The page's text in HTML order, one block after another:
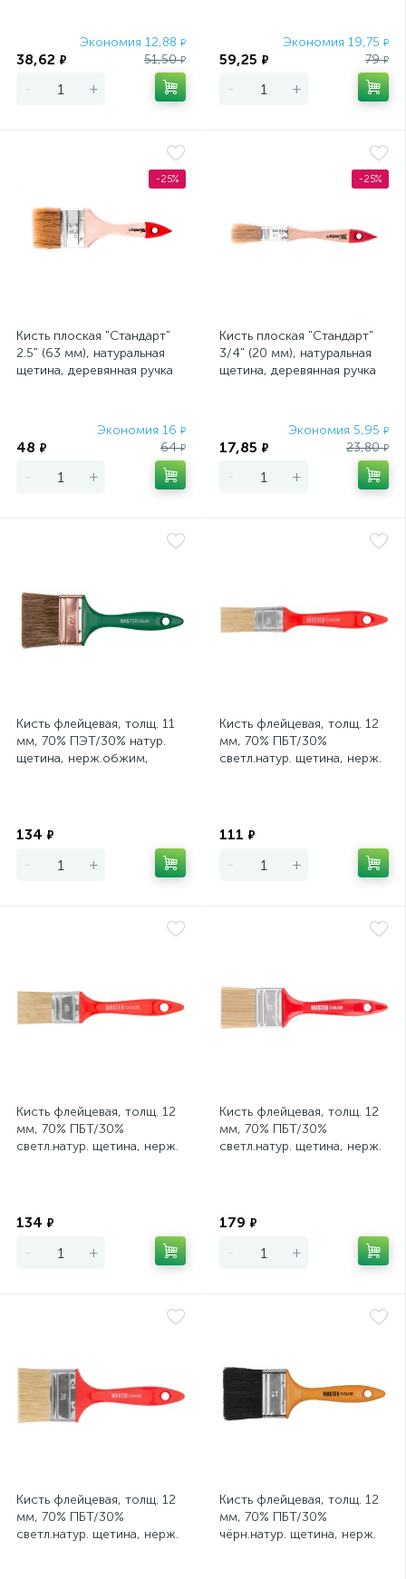
Экономия 12,88 ₽
38,62 ₽ 51,50₽
- +
Экономия 19,75 ₽
59,25 ₽ 79₽
- +
-25%
Кисть плоская "Стандарт"
2.5" (63 мм), натуральная
щетина, деревянная ручка
Экономия 16 ₽
48 ₽ 64₽
- +
-25%
Кисть плоская "Стандарт"
3/4" (20 мм), натуральная
щетина, деревянная ручка
Экономия 5,95 ₽
17,85 ₽ 23,80₽
- +
Кисть флейцевая, толщ. 11
мм, 70% ПЭT/30% натур.
щетина, нерж.обжим,
134 ₽
- +
Кисть флейцевая, толщ. 12
мм, 70% ПБT/30%
светл.натур. щетина, нерж.
111 ₽
- +
Кисть флейцевая, толщ. 12
мм, 70% ПБT/30%
светл.натур. щетина, нерж.
134 ₽
- +
Кисть флейцевая, толщ. 12
мм, 70% ПБT/30%
светл.натур. щетина, нерж.
179 ₽
- +
Кисть флейцевая, толщ. 12
мм, 70% ПБT/30%
светл.натур. щетина, нерж.
Кисть флейцевая, толщ. 12
мм, 70% ПБT/30%
чёрн.натур. щетина, нерж.